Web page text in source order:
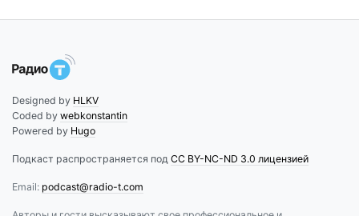
Designed by HLKV
Coded by webkonstantin
Powered by Hugo
Подкаст распространяется под CC BY-NC-ND 3.0 лицензией
Email: podcast@radio-t.com